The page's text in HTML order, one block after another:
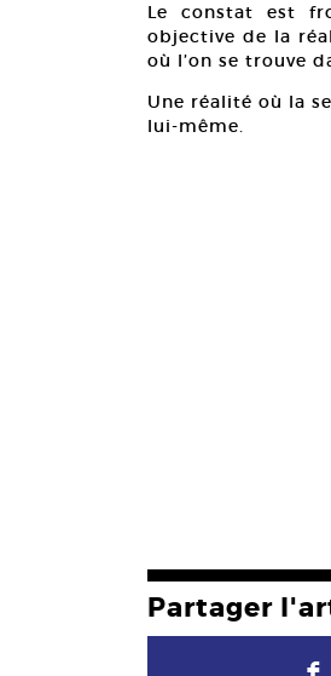
Le constat est
objective de la
où l’on se trouve
Une réalité où la
lui-même.
Partager